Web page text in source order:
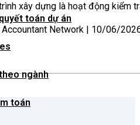
toán dự án
ngành
toán
xây dựng là hoạt động kiểm
Network | 10/06/